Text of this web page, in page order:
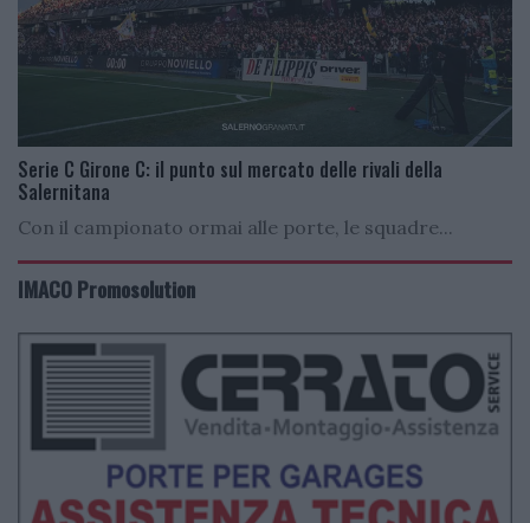
Serie C Girone C: il punto sul mercato delle rivali della
Salernitana
Con il campionato ormai alle porte, le squadre...
IMACO Promosolution